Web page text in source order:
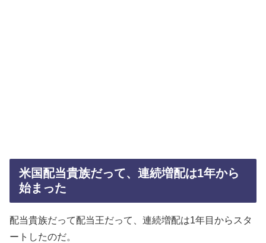
米国配当貴族だって、連続増配は1年から
始まった
配当貴族だって配当王だって、連続増配は1年目からスタ
ートしたのだ。